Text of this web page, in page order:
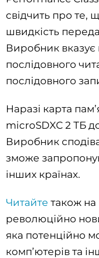
свідчить про те,
швидкість
Виробник вказує
послідовного
послідовного
Наразі карта
microSDXC 2 ТБ
Виробник
зможе
інших країнах.
Читайте також
революційно
яка потенційно
комп’ютерів та